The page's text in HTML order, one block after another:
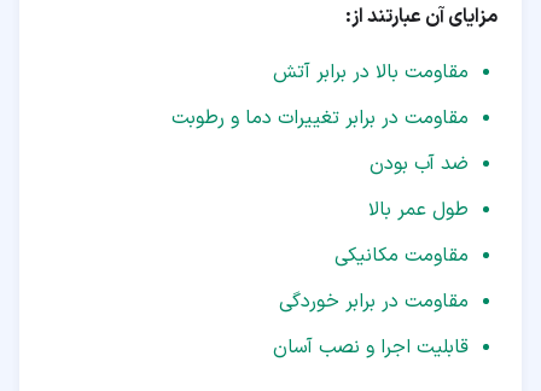
مزایای آن عبارتند از:
مقاومت بالا در برابر آتش
مقاومت در برابر تغییرات دما و رطوبت
ضد آب بودن
طول عمر بالا
مقاومت مکانیکی
مقاومت در برابر خوردگی
قابلیت اجرا و نصب آسان